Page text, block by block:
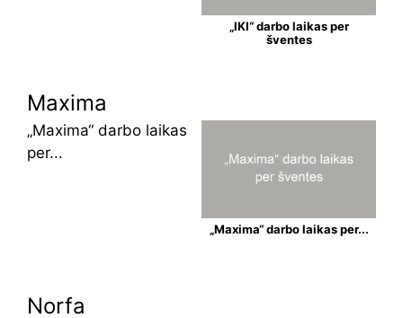
„IKI“ darbo laikas per
šventes
Maxima
„Maxima“ darbo laikas
per...
„Maxima“ darbo laikas per...
Norfa